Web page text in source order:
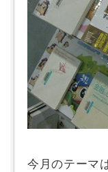
今月のテーマ